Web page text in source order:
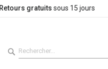
Retours gratuits sous 15 jours